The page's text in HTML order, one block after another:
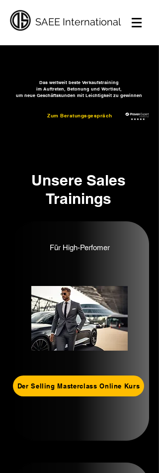
SAEE International
Das weltweit beste Verkaufstraining
im Auftreten, Betonung und Wortlaut,
um neue Geschäftskunden mit Leichtigkeit zu gewinnen
Zum Beratungsgespräch
Unsere Sales
Trainings
Für High-Perfomer
Der Selling Masterclass Online Kurs